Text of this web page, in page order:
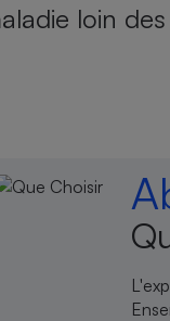
loin des